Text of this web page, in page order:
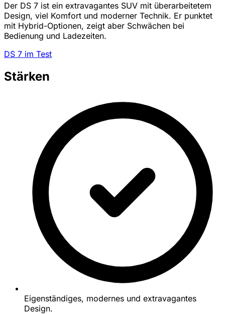
Der DS 7 ist ein extravagantes SUV mit überarbeitetem
Design, viel Komfort und moderner Technik. Er punktet
mit Hybrid-Optionen, zeigt aber Schwächen bei
Bedienung und Ladezeiten.
DS 7 im Test
Stärken
Eigenständiges, modernes und extravagantes
Design.